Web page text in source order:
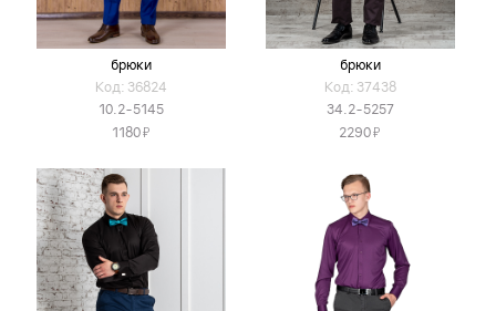
брюки
Код: 36824
10.2-5145
1180Я
брюки
Код: 37438
34.2-5257
2290Я